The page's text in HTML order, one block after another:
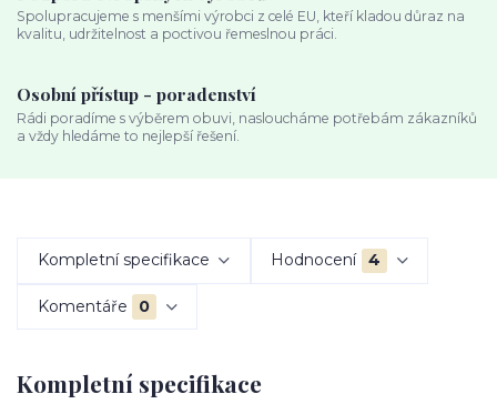
Spolupracujeme s menšími výrobci z celé EU, kteří kladou důraz na
kvalitu, udržitelnost a poctivou řemeslnou práci.
Osobní přístup - poradenství
Rádi poradíme s výběrem obuvi, nasloucháme potřebám zákazníků
a vždy hledáme to nejlepší řešení.
Kompletní specifikace Hodnocení 4
Komentáře 0
Kompletní specifikace